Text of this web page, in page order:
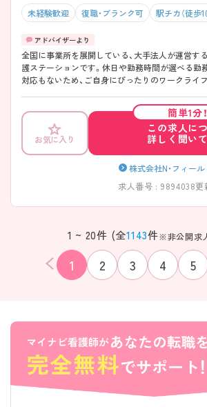
該当件数
条件を
未経験歓迎 復職・ブランク可 駅チカ（徒歩
全国に事業所を展開している、大手法人が運営す
護ステーションです。休日や勤務時間が選べる勤
対応もないため、ご自身にぴったりのワークライ
り、働きやすい環境が魅力です。研修制度も充実し
訪問看護が未経験の方もご応募可能です。ご興味
策ポイントなどさらに詳細をお話いたしますので
さい。お気に入り
簡単1分！
この求人に
詳しく聞い
株式会社N・フィー
求人番号 : 9894038更
1 ~ 20件 (全1143件※非公開求
1 2 3 4 5